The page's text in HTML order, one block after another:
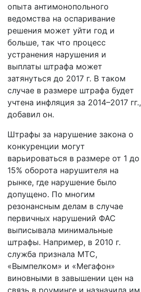
опыта антимонопольного
ведомства на оспаривание
решения может уйти год и
больше, так что процесс
устранения нарушения и
выплаты штрафа может
затянуться до 2017 г. В таком
случае в размере штрафа будет
учтена инфляция за 2014–2017 гг.,
добавил он.
Штрафы за нарушение закона о
конкуренции могут
варьироваться в размере от 1 до
15% оборота нарушителя на
рынке, где нарушение было
допущено. По многим
резонансным делам в случае
первичных нарушений ФАС
выписывала минимальные
штрафы. Например, в 2010 г.
служба признала МТС,
«Вымпелком» и «Мегафон»
виновными в завышении цен на
связь в роуминге и назначила им